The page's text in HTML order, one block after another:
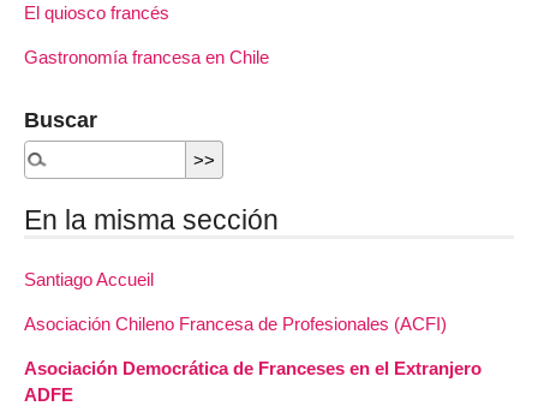
El quiosco francés
Gastronomía francesa en Chile
Buscar
En la misma sección
Santiago Accueil
Asociación Chileno Francesa de Profesionales (ACFI)
Asociación Democrática de Franceses en el Extranjero
ADFE